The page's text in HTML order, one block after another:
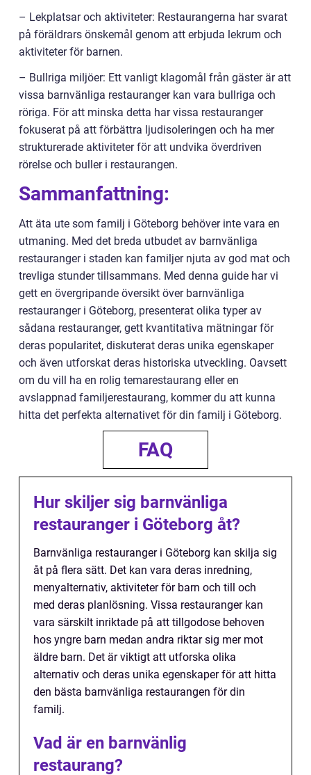
– Lekplatsar och aktiviteter: Restaurangerna har svarat
på föräldrars önskemål genom att erbjuda lekrum och
aktiviteter för barnen.
– Bullriga miljöer: Ett vanligt klagomål från gäster är att
vissa barnvänliga restauranger kan vara bullriga och
röriga. För att minska detta har vissa restauranger
fokuserat på att förbättra ljudisoleringen och ha mer
strukturerade aktiviteter för att undvika överdriven
rörelse och buller i restaurangen.
Sammanfattning:
Att äta ute som familj i Göteborg behöver inte vara en
utmaning. Med det breda utbudet av barnvänliga
restauranger i staden kan familjer njuta av god mat och
trevliga stunder tillsammans. Med denna guide har vi
gett en övergripande översikt över barnvänliga
restauranger i Göteborg, presenterat olika typer av
sådana restauranger, gett kvantitativa mätningar för
deras popularitet, diskuterat deras unika egenskaper
och även utforskat deras historiska utveckling. Oavsett
om du vill ha en rolig temarestaurang eller en
avslappnad familjerestaurang, kommer du att kunna
hitta det perfekta alternativet för din familj i Göteborg.
FAQ
Hur skiljer sig barnvänliga
restauranger i Göteborg åt?
Barnvänliga restauranger i Göteborg kan skilja sig
åt på flera sätt. Det kan vara deras inredning,
menyalternativ, aktiviteter för barn och till och
med deras planlösning. Vissa restauranger kan
vara särskilt inriktade på att tillgodose behoven
hos yngre barn medan andra riktar sig mer mot
äldre barn. Det är viktigt att utforska olika
alternativ och deras unika egenskaper för att hitta
den bästa barnvänliga restaurangen för din
familj.
Vad är en barnvänlig
restaurang?